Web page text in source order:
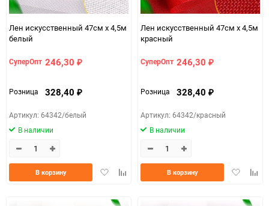
Лен искусственный 47см х 4,5м
белый
СуперОпт 246,30 ₽
Розница 328,40 ₽
Артикул: 64342/белый
В наличии
ДобавитьДобавить
В корзину
Лен искусственный 47см х 4,5м
красный
СуперОпт 246,30 ₽
Розница 328,40 ₽
Артикул: 64342/красный
В наличии
Добавить
В корзину